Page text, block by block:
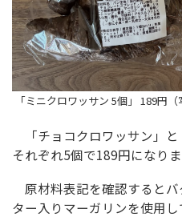
「ミニクロワッサン 5個」 189円
「チョコクロワッサン」と
それぞれ5個で189円になりま
原材料表記を確認すると
ター入りマーガリンを使用